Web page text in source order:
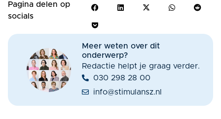
Pagina delen op
socials
Meer weten over dit
onderwerp?
Redactie helpt je graag verder.
030 298 28 00
info@stimulansz.nl